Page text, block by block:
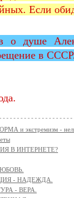
Если
душе
в
и экстремизм -
В ИНТЕРНЕТЕ?
- НАДЕЖДА.
- ВЕРА.